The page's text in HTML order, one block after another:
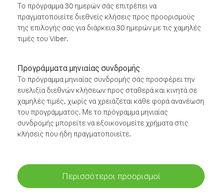
Το πρόγραμμα 30 ημερών σάς επιτρέπει να
πραγματοποιείτε διεθνείς κλήσεις προς προορισμούς
της επιλογής σας για διάρκεια 30 ημερών με τις χαμηλές
τιμές του Viber.
Προγράμματα μηνιαίας συνδρομής
Το πρόγραμμα μηνιαίας συνδρομής σάς προσφέρει την
ευελιξία διεθνών κλήσεων προς σταθερά και κινητά σε
χαμηλές τιμές, χωρίς να χρειάζεται κάθε φορά ανανέωση
του προγράμματος. Με το πρόγραμμα μηνιαίας
συνδρομής μπορείτε να εξοικονομείτε χρήματα στις
κλήσεις που ήδη πραγματοποιείτε.
Περισσότεροι προορισμοί